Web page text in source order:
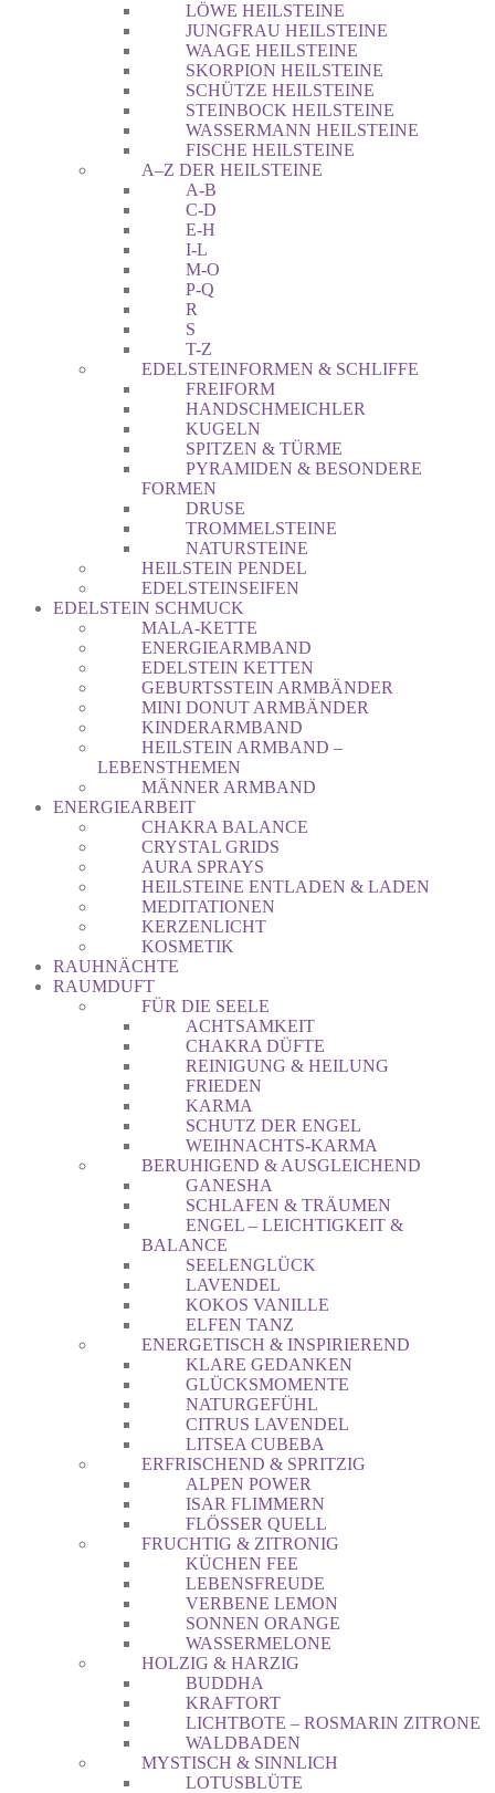
LÖWE HEILSTEINE
JUNGFRAU HEILSTEINE
WAAGE HEILSTEINE
SKORPION HEILSTEINE
SCHÜTZE HEILSTEINE
STEINBOCK HEILSTEINE
WASSERMANN HEILSTEINE
FISCHE HEILSTEINE
A–Z DER HEILSTEINE
A-B
C-D
E-H
I-L
M-O
P-Q
R
S
T-Z
EDELSTEINFORMEN & SCHLIFFE
FREIFORM
HANDSCHMEICHLER
KUGELN
SPITZEN & TÜRME
PYRAMIDEN & BESONDERE
FORMEN
DRUSE
TROMMELSTEINE
NATURSTEINE
HEILSTEIN PENDEL
EDELSTEINSEIFEN
EDELSTEIN SCHMUCK
MALA-KETTE
ENERGIEARMBAND
EDELSTEIN KETTEN
GEBURTSSTEIN ARMBÄNDER
MINI DONUT ARMBÄNDER
KINDERARMBAND
HEILSTEIN ARMBAND –
LEBENSTHEMEN
MÄNNER ARMBAND
ENERGIEARBEIT
CHAKRA BALANCE
CRYSTAL GRIDS
AURA SPRAYS
HEILSTEINE ENTLADEN & LADEN
MEDITATIONEN
KERZENLICHT
KOSMETIK
RAUHNÄCHTE
RAUMDUFT
FÜR DIE SEELE
ACHTSAMKEIT
CHAKRA DÜFTE
REINIGUNG & HEILUNG
FRIEDEN
KARMA
SCHUTZ DER ENGEL
WEIHNACHTS-KARMA
BERUHIGEND & AUSGLEICHEND
GANESHA
SCHLAFEN & TRÄUMEN
ENGEL – LEICHTIGKEIT &
BALANCE
SEELENGLÜCK
LAVENDEL
KOKOS VANILLE
ELFEN TANZ
ENERGETISCH & INSPIRIEREND
KLARE GEDANKEN
GLÜCKSMOMENTE
NATURGEFÜHL
CITRUS LAVENDEL
LITSEA CUBEBA
ERFRISCHEND & SPRITZIG
ALPEN POWER
ISAR FLIMMERN
FLÖSSER QUELL
FRUCHTIG & ZITRONIG
KÜCHEN FEE
LEBENSFREUDE
VERBENE LEMON
SONNEN ORANGE
WASSERMELONE
HOLZIG & HARZIG
BUDDHA
KRAFTORT
LICHTBOTE – ROSMARIN ZITRONE
WALDBADEN
MYSTISCH & SINNLICH
LOTUSBLÜTE